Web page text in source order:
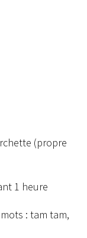
(propre
1 heure
: tam tam,